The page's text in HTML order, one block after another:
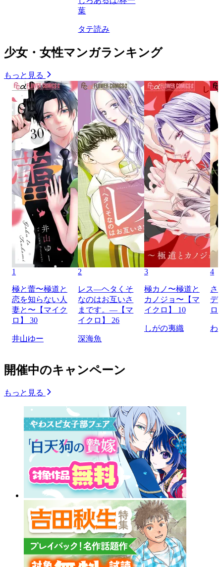
葉
タテ読み
少女・女性マンガランキング
もっと見る
1
極と蕾〜極道と
恋を知らない人
妻と〜【マイク
ロ】 30
井山ゆー
2
レス―ヘタくそ
なのはお互いさ
まです。―【マ
イクロ】 26
深海魚
3
極カノ〜極道と
カノジョ〜【マ
イクロ】 10
しがの夷織
4
さ
デ
ロ
わ
開催中のキャンペーン
もっと見る